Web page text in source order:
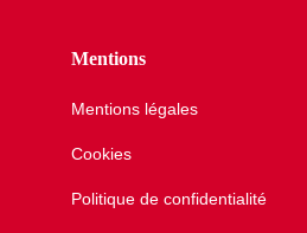
Mentions
Mentions légales
Cookies
Politique de confidentialité